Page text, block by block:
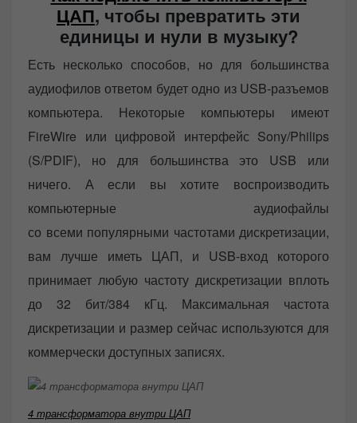
ЦАП, чтобы превратить эти
единицы и нули в музыку?
Есть несколько способов, но для большинства
аудиофилов ответом будет одно из USB-разъемов
компьютера. Некоторые компьютеры имеют
FireWire или цифровой интерфейс Sony/Philips
(S/PDIF), но для большинства это USB или
ничего. А если вы хотите воспроизводить
компьютерные аудиофайлы
со всеми популярными частотами дискретизации,
вам лучше иметь ЦАП, и USB-вход которого
принимает любую частоту дискретизации вплоть
до 32 бит/384 кГц. Максимальная частота
дискретизации и размер сейчас используются для
коммерчески доступных записях.
4 трансформатора внутри ЦАП